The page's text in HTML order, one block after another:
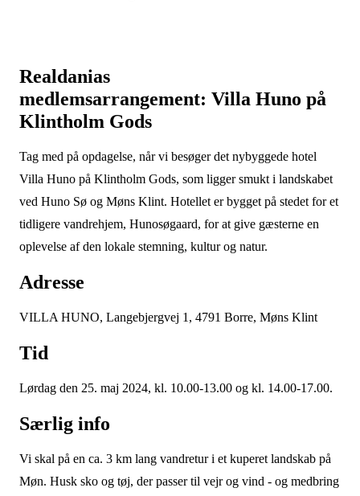
Realdanias
medlemsarrangement: Villa Huno på
Klintholm Gods
Tag med på opdagelse, når vi besøger det nybyggede hotel
Villa Huno på Klintholm Gods, som ligger smukt i landskabet
ved Huno Sø og Møns Klint. Hotellet er bygget på stedet for et
tidligere vandrehjem, Hunosøgaard, for at give gæsterne en
oplevelse af den lokale stemning, kultur og natur.
Adresse
VILLA HUNO, Langebjergvej 1, 4791 Borre, Møns Klint
Tid
Lørdag den 25. maj 2024, kl. 10.00-13.00 og kl. 14.00-17.00.
Særlig info
Vi skal på en ca. 3 km lang vandretur i et kuperet landskab på
Møn. Husk sko og tøj, der passer til vejr og vind - og medbring